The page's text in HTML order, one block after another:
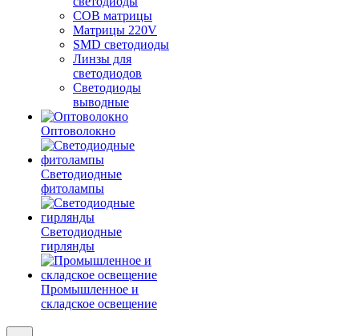
COB матрицы
Матрицы 220V
SMD светодиоды
Линзы для
светодиодов
Светодиоды
выводные
Оптоволокно
Светодиодные
фитолампы
Светодиодные
гирлянды
Промышленное и
складское освещение